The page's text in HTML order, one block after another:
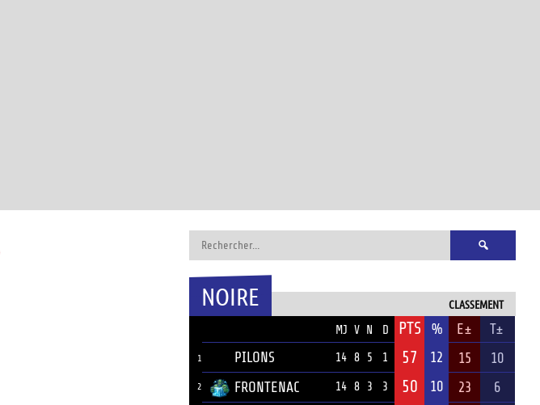
Rechercher :
CLASSEMENT
NOIRE
MJ V N D PTS % E± T±
1 PILONS 14 8 5 1 57 12 15 10
2 FRONTENAC 14 8 3 3 50 10 23 6